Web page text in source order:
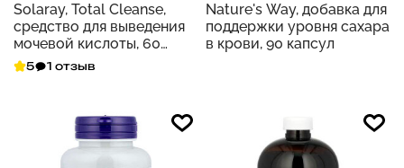
Solaray, Total Cleanse,
средство для выведения
мочевой кислоты, 60
растительных капсул
5 1 отзыв
Nature's Way, добавка для
поддержки уровня сахара
в крови, 90 капсул